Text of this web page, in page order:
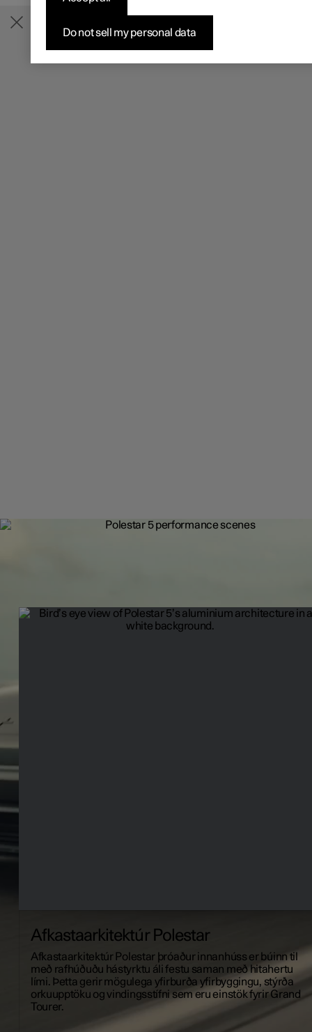
Hreinustu Polestar bílarnir
Afkastaarkitektúr Polestar
Afkastaarkitektúr Polestar þróaður innanhúss er búinn til
með rafhúðuðu hástyrktu áli festu saman með hitahertu
lími. Þetta gerir mögulega yfirburða yfirbyggingu, stýrða
orkuupptöku og vindingsstífni sem eru einstök fyrir Grand
Tourer.
Do not sell my personal data